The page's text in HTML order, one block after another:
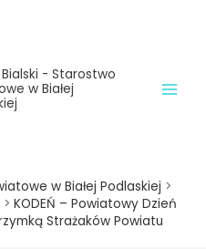
- Starostwo
w Białej
w Białej Podlaskiej >
> KODEŃ – Powiatowy Dzień
Strażaków Powiatu